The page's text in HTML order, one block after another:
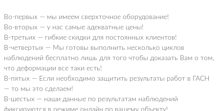
Во-первых — мы имеем сверхточное оборудование!
Во-вторых — у нас самые адекватные цены!
В-третьих — гибкие скидки для постоянных клиентов!
В-четвертых — Мы готовы выполнить несколько циклов
наблюдений бесплатно лишь для того чтобы доказать Вам о том,
что деформации все таки есть!
В-пятых — Если необходимо защитить результаты работ в ГАСН
— то мы это сделаем!
В-шестых — наши данные по результатам наблюдений
фиксируются в режиме онлайн по вашему объекту!